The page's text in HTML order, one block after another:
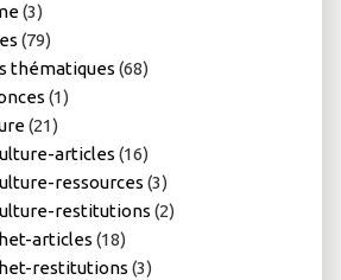
(3)
(79)
thématiques (68)
(1)
(21)
articles (16)
ressources (3)
restitutions (2)
articles (18)
restitutions (3)